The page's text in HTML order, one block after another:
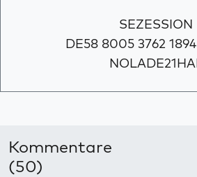
SEZESSION
DE58 8005 3762
Kommentare
(50)